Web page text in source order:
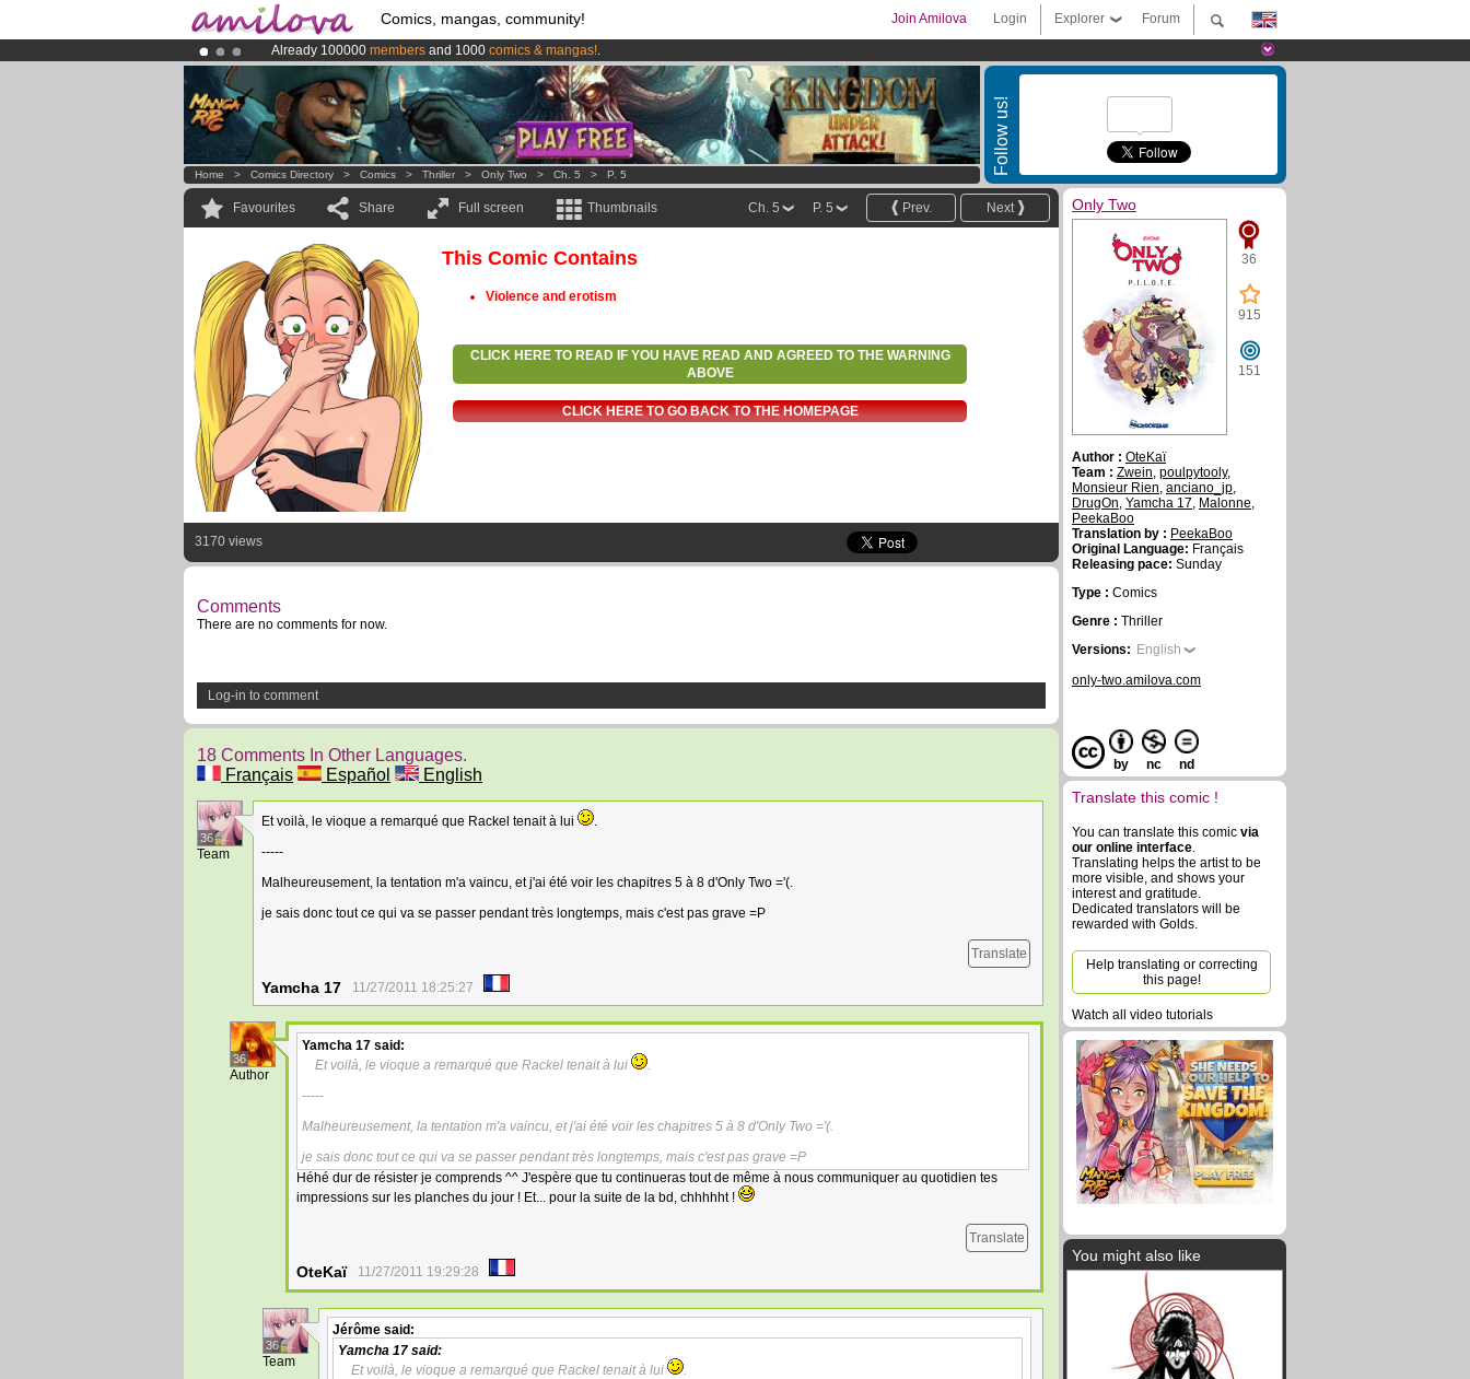
Comics, mangas, community! Forum
Explorer
Login
Join Amilova
Already 100000 members and 1000 comics & mangas!.
AmilovaKickstarter is now LIVE!.
Premium membership from3.95 euros per month !Get membership now
Follow us!
Home > Comics Directory > Comics > Thriller > Only Two > Ch. 5 > P. 5
Favourites Share Full screen Thumbnails Next
Prev.
P. 5
Ch. 5
This Comic Contains
Violence and erotism
CLICK HERE TO READ IF YOU HAVE READ AND AGREED TO THE WARNING
ABOVE
CLICK HERE TO GO BACK TO THE HOMEPAGE
3170 views
Comments
There are no comments for now.
Log-in to comment
18 Comments In Other Languages.
Français
Español English
36
Team
Et voilà, le vioque a remarqué que Rackel tenait à lui
.
-----
Malheureusement, la tentation m'a vaincu, et j'ai été voir les chapitres 5 à 8 d'Only Two ='(.
je sais donc tout ce qui va se passer pendant très longtemps, mais c'est pas grave =P
Translate
Yamcha 17 11/27/2011 18:25:27
36
Author
Yamcha 17 said:
Et voilà, le vioque a remarqué que Rackel tenait à lui
.
-----
Malheureusement, la tentation m'a vaincu, et j'ai été voir les chapitres 5 à 8 d'Only Two ='(.
je sais donc tout ce qui va se passer pendant très longtemps, mais c'est pas grave =P
Héhé dur de résister je comprends ^^ J'espère que tu continueras tout de même à nous communiquer au quotidien tes
impressions sur les planches du jour ! Et... pour la suite de la bd, chhhhht !
Translate
OteKaï 11/27/2011 19:29:28
36
Team
Jérôme said:
Yamcha 17 said:
Et voilà, le vioque a remarqué que Rackel tenait à lui
.
Only Two
36
915
151
Author : OteKaï
Team : Zwein, poulpytooly,
Monsieur Rien, anciano_jp,
DrugOn, Yamcha 17, Malonne,
PeekaBoo
Translation by : PeekaBoo
Original Language: Français
Releasing pace: Sunday
Type : Comics
Genre : Thriller
Versions: English
only-two.amilova.com
by nc nd
Translate this comic !
You can translate this comic via
our online interface.
Translating helps the artist to be
more visible, and shows your
interest and gratitude.
Dedicated translators will be
rewarded with Golds.
Help translating or correcting
this page!
Watch all video tutorials
You might also like